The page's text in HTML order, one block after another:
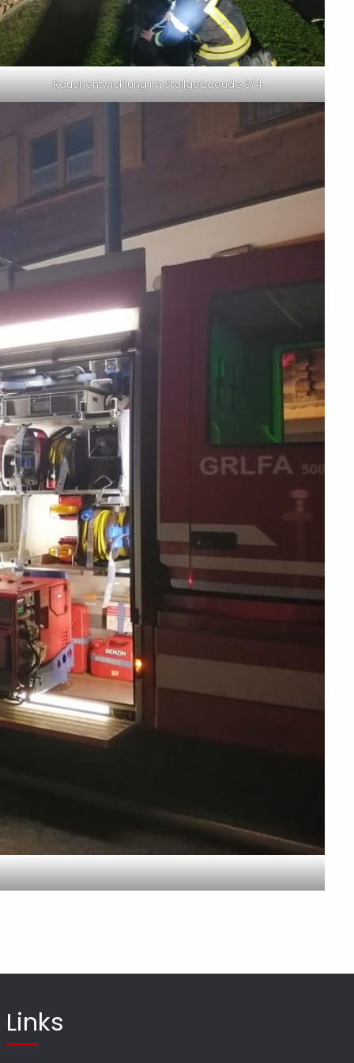
Rauchentwicklung im Stallgebaeude 3/4
Links